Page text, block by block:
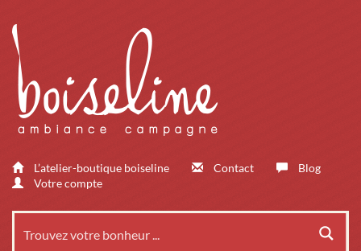
L’atelier-boutique boiseline Contact
Blog
Votre compte